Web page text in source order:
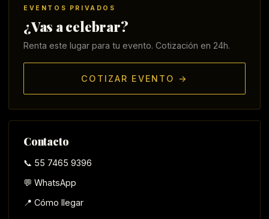
EVENTOS PRIVADOS
¿Vas a celebrar?
Renta este lugar para tu evento. Cotización en 24h.
COTIZAR EVENTO →
Contacto
📞 55 7465 9396
💬 WhatsApp
📍 Cómo llegar